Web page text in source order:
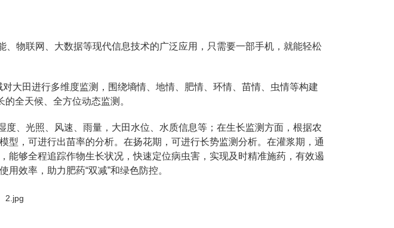
物联网、大数据等现代信息技术的广泛应用，只需要一部手机，就能轻松
大田进行多维度监测，围绕墒情、地情、肥情、环情、苗情、虫情等构建
全天候、全方位动态监测。
、光照、风速、雨量，大田水位、水质信息等；在生长监测方面，根据农
，可进行出苗率的分析。在扬花期，可进行长势监测分析。在灌浆期，通
够全程追踪作物生长状况，快速定位病虫害，实现及时精准施药，有效遏
效率，助力肥药“双减”和绿色防控。